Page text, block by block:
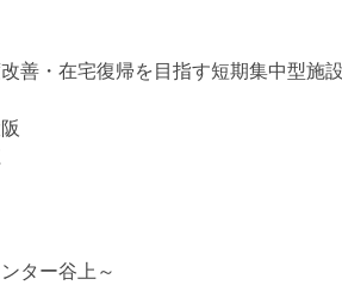
善・在宅復帰を目指す短期集中型施
ター谷上～